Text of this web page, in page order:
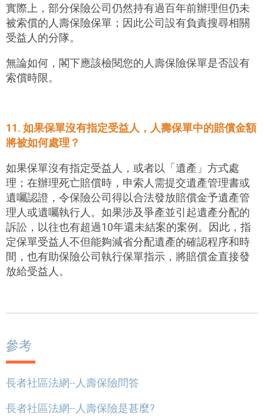
實際上，部分保險公司仍然持有過百年前辦理但仍未
被索償的人壽保險保單；因此公司設有負責搜尋相關
受益人的分隊。
無論如何，閣下應該檢閱您的人壽保險保單是否設有
索償時限。
11. 如果保單沒有指定受益人，人壽保單中的賠償金額
將被如何處理？
如果保單沒有指定受益人，或者以「遺產」方式處
理；在辦理死亡賠償時，申索人需提交遺產管理書或
遺囑認證，令保險公司得以合法發放賠償金予遺產管
理人或遺囑執行人。如果涉及爭產並引起遺產分配的
訴訟，以往也有超過10年還未結案的案例。因此，指
定保單受益人不但能夠減省分配遺產的確認程序和時
間，也有助保險公司執行保單指示，將賠償金直接發
放給受益人。
參考
長者社區法網--人壽保險問答
長者社區法網--人壽保險是甚麼?